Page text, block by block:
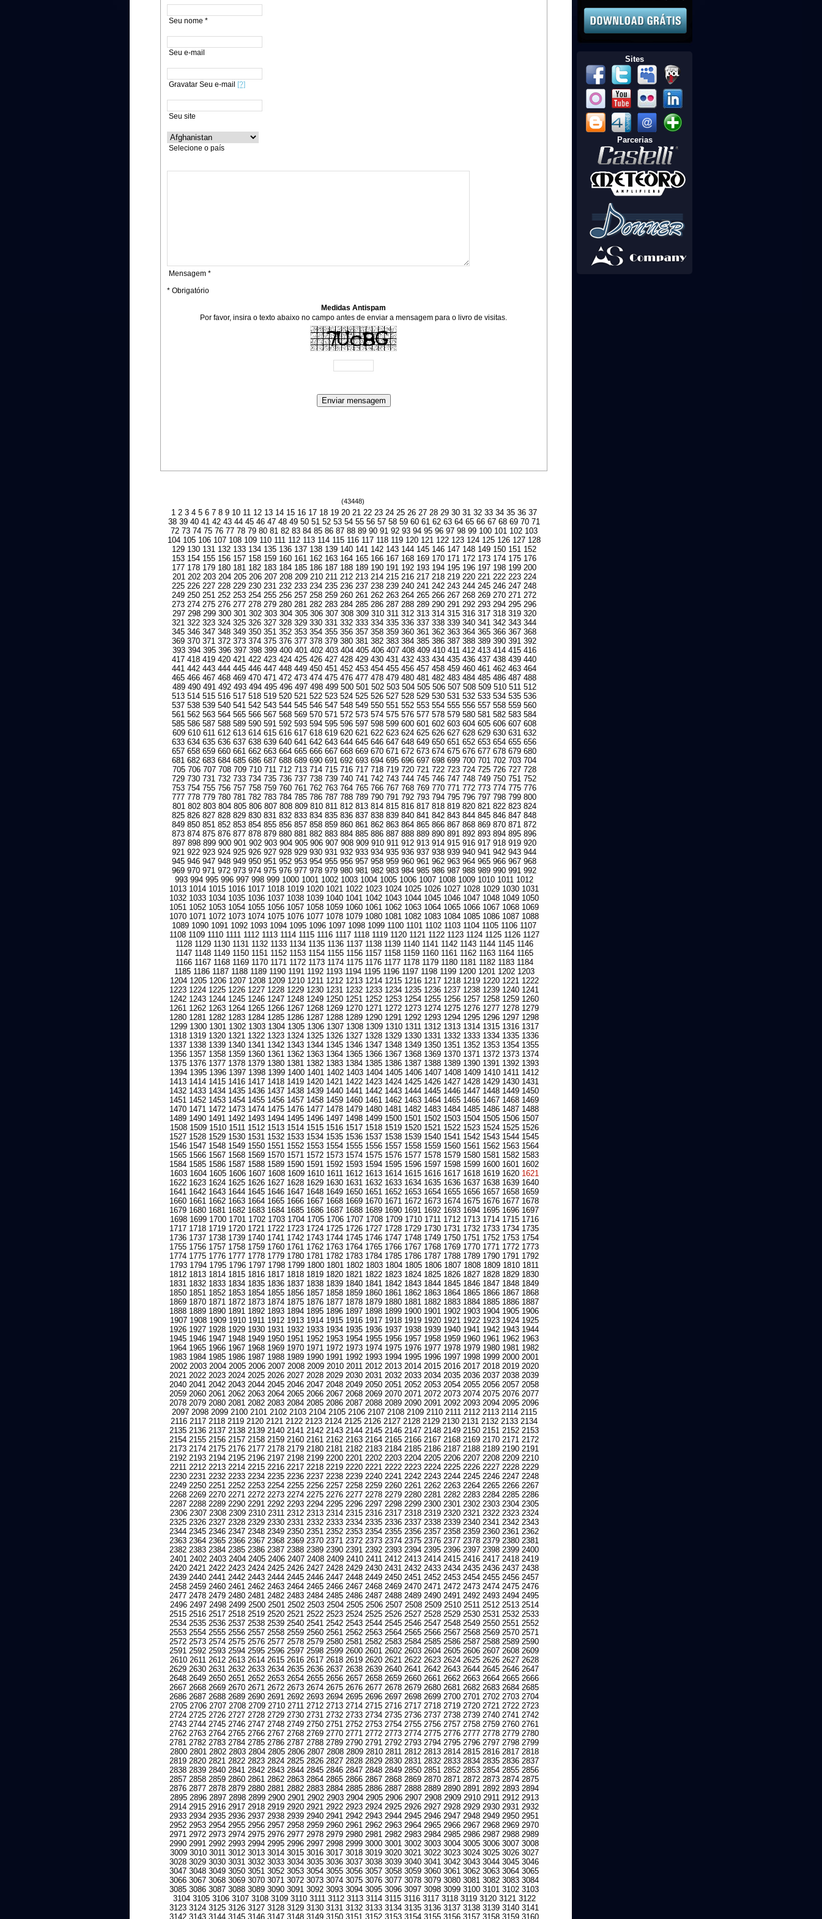
Sites
Parcerias
Seu nome *
Seu e-mail
Gravatar Seu e-mail [?]
Seu site
Selecione o país
Mensagem *
* Obrigatório
Medidas Antispam
Por favor, insira o texto abaixo no campo antes de enviar a mensagem para o livro de visitas.
(43448)
1 2 3 4 5 6 7 8 9 10 11 12 13 14 15 16 17 18 19 20 21 22 23 24 25 26 27 28 29 30 31 32 33 34 35 36 37
38 39 40 41 42 43 44 45 46 47 48 49 50 51 52 53 54 55 56 57 58 59 60 61 62 63 64 65 66 67 68 69 70 71
72 73 74 75 76 77 78 79 80 81 82 83 84 85 86 87 88 89 90 91 92 93 94 95 96 97 98 99 100 101 102 103
104 105 106 107 108 109 110 111 112 113 114 115 116 117 118 119 120 121 122 123 124 125 126 127 128
129 130 131 132 133 134 135 136 137 138 139 140 141 142 143 144 145 146 147 148 149 150 151 152
153 154 155 156 157 158 159 160 161 162 163 164 165 166 167 168 169 170 171 172 173 174 175 176
177 178 179 180 181 182 183 184 185 186 187 188 189 190 191 192 193 194 195 196 197 198 199 200
201 202 203 204 205 206 207 208 209 210 211 212 213 214 215 216 217 218 219 220 221 222 223 224
225 226 227 228 229 230 231 232 233 234 235 236 237 238 239 240 241 242 243 244 245 246 247 248
249 250 251 252 253 254 255 256 257 258 259 260 261 262 263 264 265 266 267 268 269 270 271 272
273 274 275 276 277 278 279 280 281 282 283 284 285 286 287 288 289 290 291 292 293 294 295 296
297 298 299 300 301 302 303 304 305 306 307 308 309 310 311 312 313 314 315 316 317 318 319 320
321 322 323 324 325 326 327 328 329 330 331 332 333 334 335 336 337 338 339 340 341 342 343 344
345 346 347 348 349 350 351 352 353 354 355 356 357 358 359 360 361 362 363 364 365 366 367 368
369 370 371 372 373 374 375 376 377 378 379 380 381 382 383 384 385 386 387 388 389 390 391 392
393 394 395 396 397 398 399 400 401 402 403 404 405 406 407 408 409 410 411 412 413 414 415 416
417 418 419 420 421 422 423 424 425 426 427 428 429 430 431 432 433 434 435 436 437 438 439 440
441 442 443 444 445 446 447 448 449 450 451 452 453 454 455 456 457 458 459 460 461 462 463 464
465 466 467 468 469 470 471 472 473 474 475 476 477 478 479 480 481 482 483 484 485 486 487 488
489 490 491 492 493 494 495 496 497 498 499 500 501 502 503 504 505 506 507 508 509 510 511 512
513 514 515 516 517 518 519 520 521 522 523 524 525 526 527 528 529 530 531 532 533 534 535 536
537 538 539 540 541 542 543 544 545 546 547 548 549 550 551 552 553 554 555 556 557 558 559 560
561 562 563 564 565 566 567 568 569 570 571 572 573 574 575 576 577 578 579 580 581 582 583 584
585 586 587 588 589 590 591 592 593 594 595 596 597 598 599 600 601 602 603 604 605 606 607 608
609 610 611 612 613 614 615 616 617 618 619 620 621 622 623 624 625 626 627 628 629 630 631 632
633 634 635 636 637 638 639 640 641 642 643 644 645 646 647 648 649 650 651 652 653 654 655 656
657 658 659 660 661 662 663 664 665 666 667 668 669 670 671 672 673 674 675 676 677 678 679 680
681 682 683 684 685 686 687 688 689 690 691 692 693 694 695 696 697 698 699 700 701 702 703 704
705 706 707 708 709 710 711 712 713 714 715 716 717 718 719 720 721 722 723 724 725 726 727 728
729 730 731 732 733 734 735 736 737 738 739 740 741 742 743 744 745 746 747 748 749 750 751 752
753 754 755 756 757 758 759 760 761 762 763 764 765 766 767 768 769 770 771 772 773 774 775 776
777 778 779 780 781 782 783 784 785 786 787 788 789 790 791 792 793 794 795 796 797 798 799 800
801 802 803 804 805 806 807 808 809 810 811 812 813 814 815 816 817 818 819 820 821 822 823 824
825 826 827 828 829 830 831 832 833 834 835 836 837 838 839 840 841 842 843 844 845 846 847 848
849 850 851 852 853 854 855 856 857 858 859 860 861 862 863 864 865 866 867 868 869 870 871 872
873 874 875 876 877 878 879 880 881 882 883 884 885 886 887 888 889 890 891 892 893 894 895 896
897 898 899 900 901 902 903 904 905 906 907 908 909 910 911 912 913 914 915 916 917 918 919 920
921 922 923 924 925 926 927 928 929 930 931 932 933 934 935 936 937 938 939 940 941 942 943 944
945 946 947 948 949 950 951 952 953 954 955 956 957 958 959 960 961 962 963 964 965 966 967 968
969 970 971 972 973 974 975 976 977 978 979 980 981 982 983 984 985 986 987 988 989 990 991 992
993 994 995 996 997 998 999 1000 1001 1002 1003 1004 1005 1006 1007 1008 1009 1010 1011 1012
1013 1014 1015 1016 1017 1018 1019 1020 1021 1022 1023 1024 1025 1026 1027 1028 1029 1030 1031
1032 1033 1034 1035 1036 1037 1038 1039 1040 1041 1042 1043 1044 1045 1046 1047 1048 1049 1050
1051 1052 1053 1054 1055 1056 1057 1058 1059 1060 1061 1062 1063 1064 1065 1066 1067 1068 1069
1070 1071 1072 1073 1074 1075 1076 1077 1078 1079 1080 1081 1082 1083 1084 1085 1086 1087 1088
1089 1090 1091 1092 1093 1094 1095 1096 1097 1098 1099 1100 1101 1102 1103 1104 1105 1106 1107
1108 1109 1110 1111 1112 1113 1114 1115 1116 1117 1118 1119 1120 1121 1122 1123 1124 1125 1126 1127
1128 1129 1130 1131 1132 1133 1134 1135 1136 1137 1138 1139 1140 1141 1142 1143 1144 1145 1146
1147 1148 1149 1150 1151 1152 1153 1154 1155 1156 1157 1158 1159 1160 1161 1162 1163 1164 1165
1166 1167 1168 1169 1170 1171 1172 1173 1174 1175 1176 1177 1178 1179 1180 1181 1182 1183 1184
1185 1186 1187 1188 1189 1190 1191 1192 1193 1194 1195 1196 1197 1198 1199 1200 1201 1202 1203
1204 1205 1206 1207 1208 1209 1210 1211 1212 1213 1214 1215 1216 1217 1218 1219 1220 1221 1222
1223 1224 1225 1226 1227 1228 1229 1230 1231 1232 1233 1234 1235 1236 1237 1238 1239 1240 1241
1242 1243 1244 1245 1246 1247 1248 1249 1250 1251 1252 1253 1254 1255 1256 1257 1258 1259 1260
1261 1262 1263 1264 1265 1266 1267 1268 1269 1270 1271 1272 1273 1274 1275 1276 1277 1278 1279
1280 1281 1282 1283 1284 1285 1286 1287 1288 1289 1290 1291 1292 1293 1294 1295 1296 1297 1298
1299 1300 1301 1302 1303 1304 1305 1306 1307 1308 1309 1310 1311 1312 1313 1314 1315 1316 1317
1318 1319 1320 1321 1322 1323 1324 1325 1326 1327 1328 1329 1330 1331 1332 1333 1334 1335 1336
1337 1338 1339 1340 1341 1342 1343 1344 1345 1346 1347 1348 1349 1350 1351 1352 1353 1354 1355
1356 1357 1358 1359 1360 1361 1362 1363 1364 1365 1366 1367 1368 1369 1370 1371 1372 1373 1374
1375 1376 1377 1378 1379 1380 1381 1382 1383 1384 1385 1386 1387 1388 1389 1390 1391 1392 1393
1394 1395 1396 1397 1398 1399 1400 1401 1402 1403 1404 1405 1406 1407 1408 1409 1410 1411 1412
1413 1414 1415 1416 1417 1418 1419 1420 1421 1422 1423 1424 1425 1426 1427 1428 1429 1430 1431
1432 1433 1434 1435 1436 1437 1438 1439 1440 1441 1442 1443 1444 1445 1446 1447 1448 1449 1450
1451 1452 1453 1454 1455 1456 1457 1458 1459 1460 1461 1462 1463 1464 1465 1466 1467 1468 1469
1470 1471 1472 1473 1474 1475 1476 1477 1478 1479 1480 1481 1482 1483 1484 1485 1486 1487 1488
1489 1490 1491 1492 1493 1494 1495 1496 1497 1498 1499 1500 1501 1502 1503 1504 1505 1506 1507
1508 1509 1510 1511 1512 1513 1514 1515 1516 1517 1518 1519 1520 1521 1522 1523 1524 1525 1526
1527 1528 1529 1530 1531 1532 1533 1534 1535 1536 1537 1538 1539 1540 1541 1542 1543 1544 1545
1546 1547 1548 1549 1550 1551 1552 1553 1554 1555 1556 1557 1558 1559 1560 1561 1562 1563 1564
1565 1566 1567 1568 1569 1570 1571 1572 1573 1574 1575 1576 1577 1578 1579 1580 1581 1582 1583
1584 1585 1586 1587 1588 1589 1590 1591 1592 1593 1594 1595 1596 1597 1598 1599 1600 1601 1602
1603 1604 1605 1606 1607 1608 1609 1610 1611 1612 1613 1614 1615 1616 1617 1618 1619 1620 1621
1622 1623 1624 1625 1626 1627 1628 1629 1630 1631 1632 1633 1634 1635 1636 1637 1638 1639 1640
1641 1642 1643 1644 1645 1646 1647 1648 1649 1650 1651 1652 1653 1654 1655 1656 1657 1658 1659
1660 1661 1662 1663 1664 1665 1666 1667 1668 1669 1670 1671 1672 1673 1674 1675 1676 1677 1678
1679 1680 1681 1682 1683 1684 1685 1686 1687 1688 1689 1690 1691 1692 1693 1694 1695 1696 1697
1698 1699 1700 1701 1702 1703 1704 1705 1706 1707 1708 1709 1710 1711 1712 1713 1714 1715 1716
1717 1718 1719 1720 1721 1722 1723 1724 1725 1726 1727 1728 1729 1730 1731 1732 1733 1734 1735
1736 1737 1738 1739 1740 1741 1742 1743 1744 1745 1746 1747 1748 1749 1750 1751 1752 1753 1754
1755 1756 1757 1758 1759 1760 1761 1762 1763 1764 1765 1766 1767 1768 1769 1770 1771 1772 1773
1774 1775 1776 1777 1778 1779 1780 1781 1782 1783 1784 1785 1786 1787 1788 1789 1790 1791 1792
1793 1794 1795 1796 1797 1798 1799 1800 1801 1802 1803 1804 1805 1806 1807 1808 1809 1810 1811
1812 1813 1814 1815 1816 1817 1818 1819 1820 1821 1822 1823 1824 1825 1826 1827 1828 1829 1830
1831 1832 1833 1834 1835 1836 1837 1838 1839 1840 1841 1842 1843 1844 1845 1846 1847 1848 1849
1850 1851 1852 1853 1854 1855 1856 1857 1858 1859 1860 1861 1862 1863 1864 1865 1866 1867 1868
1869 1870 1871 1872 1873 1874 1875 1876 1877 1878 1879 1880 1881 1882 1883 1884 1885 1886 1887
1888 1889 1890 1891 1892 1893 1894 1895 1896 1897 1898 1899 1900 1901 1902 1903 1904 1905 1906
1907 1908 1909 1910 1911 1912 1913 1914 1915 1916 1917 1918 1919 1920 1921 1922 1923 1924 1925
1926 1927 1928 1929 1930 1931 1932 1933 1934 1935 1936 1937 1938 1939 1940 1941 1942 1943 1944
1945 1946 1947 1948 1949 1950 1951 1952 1953 1954 1955 1956 1957 1958 1959 1960 1961 1962 1963
1964 1965 1966 1967 1968 1969 1970 1971 1972 1973 1974 1975 1976 1977 1978 1979 1980 1981 1982
1983 1984 1985 1986 1987 1988 1989 1990 1991 1992 1993 1994 1995 1996 1997 1998 1999 2000 2001
2002 2003 2004 2005 2006 2007 2008 2009 2010 2011 2012 2013 2014 2015 2016 2017 2018 2019 2020
2021 2022 2023 2024 2025 2026 2027 2028 2029 2030 2031 2032 2033 2034 2035 2036 2037 2038 2039
2040 2041 2042 2043 2044 2045 2046 2047 2048 2049 2050 2051 2052 2053 2054 2055 2056 2057 2058
2059 2060 2061 2062 2063 2064 2065 2066 2067 2068 2069 2070 2071 2072 2073 2074 2075 2076 2077
2078 2079 2080 2081 2082 2083 2084 2085 2086 2087 2088 2089 2090 2091 2092 2093 2094 2095 2096
2097 2098 2099 2100 2101 2102 2103 2104 2105 2106 2107 2108 2109 2110 2111 2112 2113 2114 2115
2116 2117 2118 2119 2120 2121 2122 2123 2124 2125 2126 2127 2128 2129 2130 2131 2132 2133 2134
2135 2136 2137 2138 2139 2140 2141 2142 2143 2144 2145 2146 2147 2148 2149 2150 2151 2152 2153
2154 2155 2156 2157 2158 2159 2160 2161 2162 2163 2164 2165 2166 2167 2168 2169 2170 2171 2172
2173 2174 2175 2176 2177 2178 2179 2180 2181 2182 2183 2184 2185 2186 2187 2188 2189 2190 2191
2192 2193 2194 2195 2196 2197 2198 2199 2200 2201 2202 2203 2204 2205 2206 2207 2208 2209 2210
2211 2212 2213 2214 2215 2216 2217 2218 2219 2220 2221 2222 2223 2224 2225 2226 2227 2228 2229
2230 2231 2232 2233 2234 2235 2236 2237 2238 2239 2240 2241 2242 2243 2244 2245 2246 2247 2248
2249 2250 2251 2252 2253 2254 2255 2256 2257 2258 2259 2260 2261 2262 2263 2264 2265 2266 2267
2268 2269 2270 2271 2272 2273 2274 2275 2276 2277 2278 2279 2280 2281 2282 2283 2284 2285 2286
2287 2288 2289 2290 2291 2292 2293 2294 2295 2296 2297 2298 2299 2300 2301 2302 2303 2304 2305
2306 2307 2308 2309 2310 2311 2312 2313 2314 2315 2316 2317 2318 2319 2320 2321 2322 2323 2324
2325 2326 2327 2328 2329 2330 2331 2332 2333 2334 2335 2336 2337 2338 2339 2340 2341 2342 2343
2344 2345 2346 2347 2348 2349 2350 2351 2352 2353 2354 2355 2356 2357 2358 2359 2360 2361 2362
2363 2364 2365 2366 2367 2368 2369 2370 2371 2372 2373 2374 2375 2376 2377 2378 2379 2380 2381
2382 2383 2384 2385 2386 2387 2388 2389 2390 2391 2392 2393 2394 2395 2396 2397 2398 2399 2400
2401 2402 2403 2404 2405 2406 2407 2408 2409 2410 2411 2412 2413 2414 2415 2416 2417 2418 2419
2420 2421 2422 2423 2424 2425 2426 2427 2428 2429 2430 2431 2432 2433 2434 2435 2436 2437 2438
2439 2440 2441 2442 2443 2444 2445 2446 2447 2448 2449 2450 2451 2452 2453 2454 2455 2456 2457
2458 2459 2460 2461 2462 2463 2464 2465 2466 2467 2468 2469 2470 2471 2472 2473 2474 2475 2476
2477 2478 2479 2480 2481 2482 2483 2484 2485 2486 2487 2488 2489 2490 2491 2492 2493 2494 2495
2496 2497 2498 2499 2500 2501 2502 2503 2504 2505 2506 2507 2508 2509 2510 2511 2512 2513 2514
2515 2516 2517 2518 2519 2520 2521 2522 2523 2524 2525 2526 2527 2528 2529 2530 2531 2532 2533
2534 2535 2536 2537 2538 2539 2540 2541 2542 2543 2544 2545 2546 2547 2548 2549 2550 2551 2552
2553 2554 2555 2556 2557 2558 2559 2560 2561 2562 2563 2564 2565 2566 2567 2568 2569 2570 2571
2572 2573 2574 2575 2576 2577 2578 2579 2580 2581 2582 2583 2584 2585 2586 2587 2588 2589 2590
2591 2592 2593 2594 2595 2596 2597 2598 2599 2600 2601 2602 2603 2604 2605 2606 2607 2608 2609
2610 2611 2612 2613 2614 2615 2616 2617 2618 2619 2620 2621 2622 2623 2624 2625 2626 2627 2628
2629 2630 2631 2632 2633 2634 2635 2636 2637 2638 2639 2640 2641 2642 2643 2644 2645 2646 2647
2648 2649 2650 2651 2652 2653 2654 2655 2656 2657 2658 2659 2660 2661 2662 2663 2664 2665 2666
2667 2668 2669 2670 2671 2672 2673 2674 2675 2676 2677 2678 2679 2680 2681 2682 2683 2684 2685
2686 2687 2688 2689 2690 2691 2692 2693 2694 2695 2696 2697 2698 2699 2700 2701 2702 2703 2704
2705 2706 2707 2708 2709 2710 2711 2712 2713 2714 2715 2716 2717 2718 2719 2720 2721 2722 2723
2724 2725 2726 2727 2728 2729 2730 2731 2732 2733 2734 2735 2736 2737 2738 2739 2740 2741 2742
2743 2744 2745 2746 2747 2748 2749 2750 2751 2752 2753 2754 2755 2756 2757 2758 2759 2760 2761
2762 2763 2764 2765 2766 2767 2768 2769 2770 2771 2772 2773 2774 2775 2776 2777 2778 2779 2780
2781 2782 2783 2784 2785 2786 2787 2788 2789 2790 2791 2792 2793 2794 2795 2796 2797 2798 2799
2800 2801 2802 2803 2804 2805 2806 2807 2808 2809 2810 2811 2812 2813 2814 2815 2816 2817 2818
2819 2820 2821 2822 2823 2824 2825 2826 2827 2828 2829 2830 2831 2832 2833 2834 2835 2836 2837
2838 2839 2840 2841 2842 2843 2844 2845 2846 2847 2848 2849 2850 2851 2852 2853 2854 2855 2856
2857 2858 2859 2860 2861 2862 2863 2864 2865 2866 2867 2868 2869 2870 2871 2872 2873 2874 2875
2876 2877 2878 2879 2880 2881 2882 2883 2884 2885 2886 2887 2888 2889 2890 2891 2892 2893 2894
2895 2896 2897 2898 2899 2900 2901 2902 2903 2904 2905 2906 2907 2908 2909 2910 2911 2912 2913
2914 2915 2916 2917 2918 2919 2920 2921 2922 2923 2924 2925 2926 2927 2928 2929 2930 2931 2932
2933 2934 2935 2936 2937 2938 2939 2940 2941 2942 2943 2944 2945 2946 2947 2948 2949 2950 2951
2952 2953 2954 2955 2956 2957 2958 2959 2960 2961 2962 2963 2964 2965 2966 2967 2968 2969 2970
2971 2972 2973 2974 2975 2976 2977 2978 2979 2980 2981 2982 2983 2984 2985 2986 2987 2988 2989
2990 2991 2992 2993 2994 2995 2996 2997 2998 2999 3000 3001 3002 3003 3004 3005 3006 3007 3008
3009 3010 3011 3012 3013 3014 3015 3016 3017 3018 3019 3020 3021 3022 3023 3024 3025 3026 3027
3028 3029 3030 3031 3032 3033 3034 3035 3036 3037 3038 3039 3040 3041 3042 3043 3044 3045 3046
3047 3048 3049 3050 3051 3052 3053 3054 3055 3056 3057 3058 3059 3060 3061 3062 3063 3064 3065
3066 3067 3068 3069 3070 3071 3072 3073 3074 3075 3076 3077 3078 3079 3080 3081 3082 3083 3084
3085 3086 3087 3088 3089 3090 3091 3092 3093 3094 3095 3096 3097 3098 3099 3100 3101 3102 3103
3104 3105 3106 3107 3108 3109 3110 3111 3112 3113 3114 3115 3116 3117 3118 3119 3120 3121 3122
3123 3124 3125 3126 3127 3128 3129 3130 3131 3132 3133 3134 3135 3136 3137 3138 3139 3140 3141
3142 3143 3144 3145 3146 3147 3148 3149 3150 3151 3152 3153 3154 3155 3156 3157 3158 3159 3160